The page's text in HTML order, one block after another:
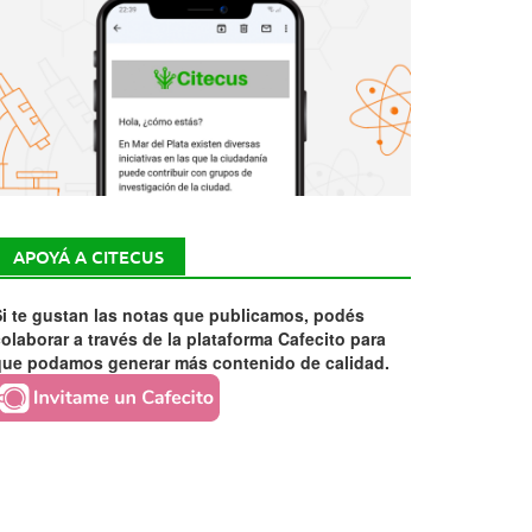
APOYÁ A CITECUS
te gustan las notas que publicamos, podés
a través de la plataforma Cafecito para
podamos generar más contenido de calidad.